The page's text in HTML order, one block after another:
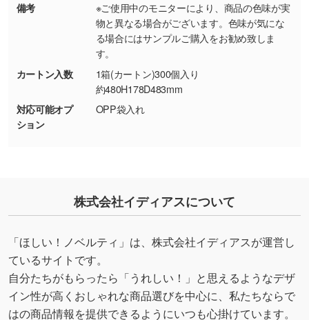
・持っているデータの背景が足りない／塗り足
しの作り方が分からない
印刷したいデータが印刷範囲よりも小さい場
合、シンプルな色・柄の背景であれば拡張が可
詳しく見る
・デザインにQRコードを入れたい／QRコード
詳しく見る
備考
※ご使用中のモニターにより、商品の色味が実
物と異なる場合がございます。色味が気にな
る場合にはサンプルご購入をお勧め致しま
す。
カートン入数
1箱(カートン)300個入り
約480H178D483mm
対応可能オプ
ション
OPP袋入れ
株式会社イディアスについて
「ほしい！ノベルティ」は、株式会社イディアスが運営し
ているサイトです。
自分たちがもらったら「うれしい！」と思えるようなデザ
イン性が高くおしゃれな商品選びを中心に、私たちならで
はの商品情報を提供できるようにいつも心掛けています。